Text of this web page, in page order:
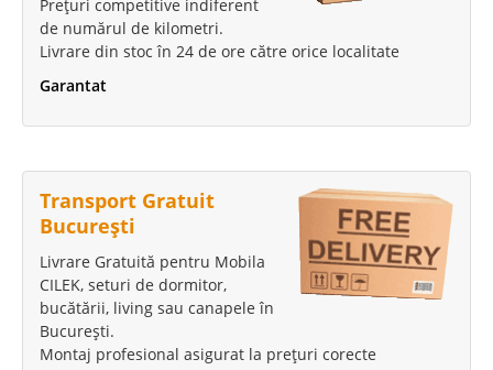
Prețuri competitive indiferent
de numărul de kilometri.
Livrare din stoc în 24 de ore către orice localitate
Garantat
Transport Gratuit
București
Livrare Gratuită pentru Mobila
CILEK, seturi de dormitor,
bucătării, living sau canapele în
București.
Montaj profesional asigurat la prețuri corecte